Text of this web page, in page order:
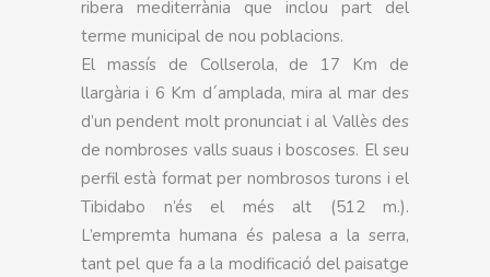
ribera mediterrània que inclou part del
terme municipal de nou poblacions.
El massís de Collserola, de 17 Km de
llargària i 6 Km d´amplada, mira al mar des
d’un pendent molt pronunciat i al Vallès des
de nombroses valls suaus i boscoses. El seu
perfil està format per nombrosos turons i el
Tibidabo n’és el més alt (512 m.).
L’empremta humana és palesa a la serra,
tant pel que fa a la modificació del paisatge